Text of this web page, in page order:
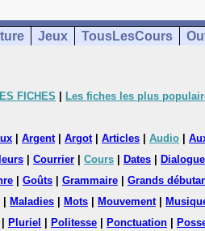
Jeux TousLesCours
FICHES Les fiches les plus
Argent| Argot| Articles Audio
Courrier Cours Dates
Goûts Grammaire Grands
Maladies Mots Mouvement|
Pluriel Politesse Ponctuation